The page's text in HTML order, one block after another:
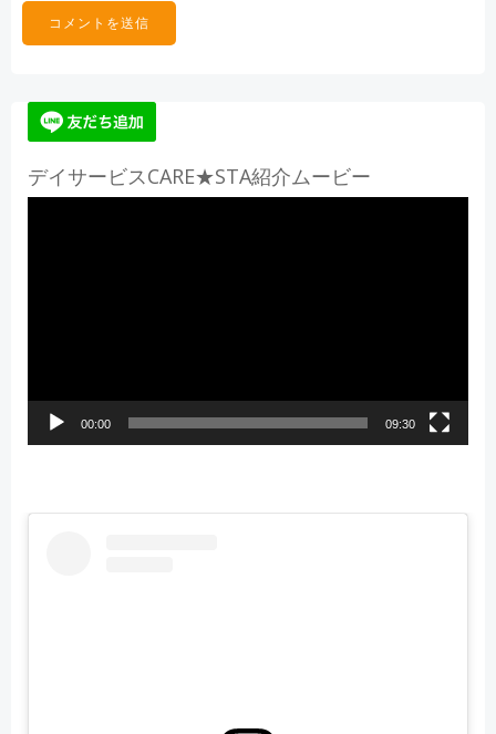
デイサービスCARE★STA紹介ムービー
00:00 09:30